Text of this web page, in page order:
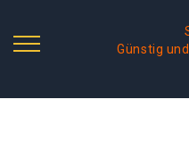
Günstig